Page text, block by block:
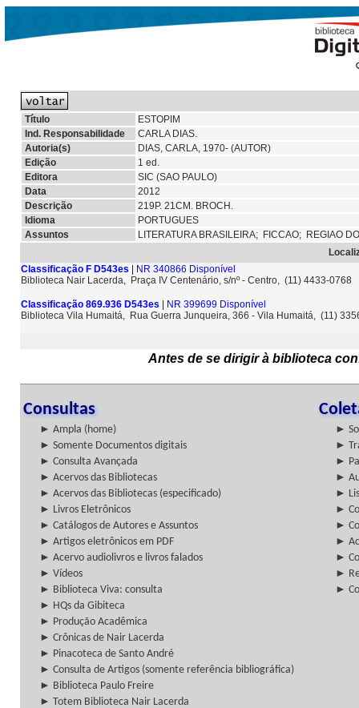
Título
ESTOPIM
Ind. Responsabilidade
CARLA DIAS.
Autoria(s)
DIAS, CARLA, 1970- (AUTOR)
Edição
1 ed.
Editora
SIC (SAO PAULO)
Data
2012
Descrição
219P. 21CM. BROCH.
Idioma
PORTUGUES
Assuntos
LITERATURA BRASILEIRA; FICCAO; REGIAO
Classificação F D543es | NR 340866 Disponível
Biblioteca Nair Lacerda, Praça IV Centenário, s/nº - Centro, (11) 4433-0768
Classificação 869.936 D543es | NR 399699 Disponível
Biblioteca Vila Humaitá, Rua Guerra Junqueira, 366 - Vila Humaitá, (11)
Antes de se dirigir à biblioteca
Consultas
► Ampla (home)
►
► Somente Documentos digitais
►
► Consulta Avançada
►
► Acervos das Bibliotecas
►
► Acervos das Bibliotecas (especificado)
►
► Livros Eletrônicos
►
► Catálogos de Autores e Assuntos
►
► Artigos eletrônicos em PDF
►
► Acervo audiolivros e livros falados
►
► Vídeos
►
► Biblioteca Viva: consulta
►
► HQs da Gibiteca
► Produção Acadêmica
► Crônicas de Nair Lacerda
► Pinacoteca de Santo André
► Consulta de Artigos (somente referência bibliográfica)
► Biblioteca Paulo Freire
► Totem Biblioteca Nair Lacerda